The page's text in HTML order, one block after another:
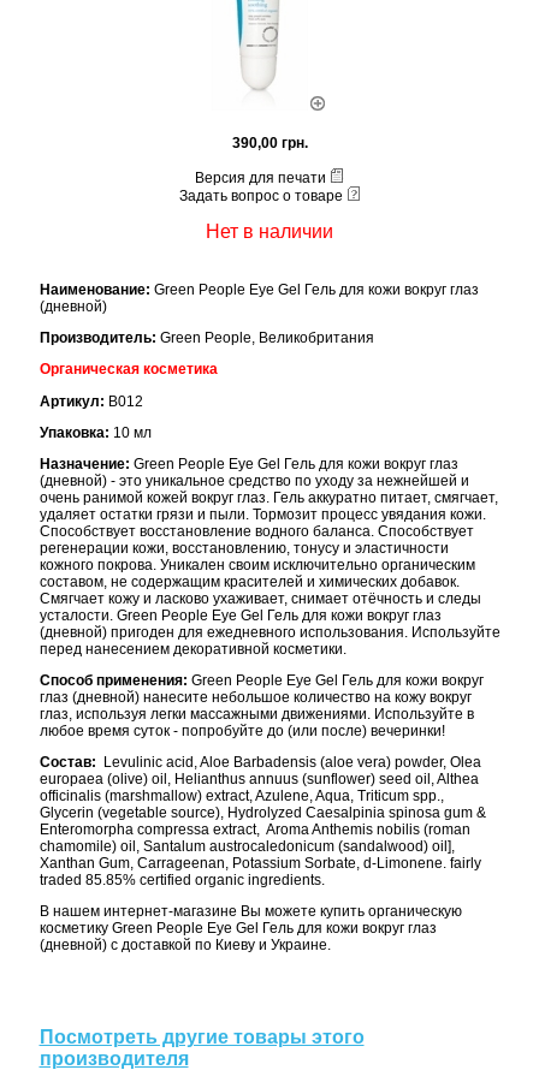
390,00 грн.
Версия для печати
Задать вопрос о товаре
Нет в наличии
Наименование: Green People Eye Gel Гель для кожи вокруг глаз
(дневной)
Производитель: Green People, Великобритания
Органическая косметика
Артикул: B012
Упаковка: 10 мл
Назначение: Green People Eye Gel Гель для кожи вокруг глаз
(дневной) - это уникальное средство по уходу за нежнейшей и
очень ранимой кожей вокруг глаз. Гель аккуратно питает, смягчает,
удаляет остатки грязи и пыли. Тормозит процесс увядания кожи.
Способствует восстановление водного баланса. Способствует
регенерации кожи, восстановлению, тонусу и эластичности
кожного покрова. Уникален своим исключительно органическим
составом, не содержащим красителей и химических добавок.
Смягчает кожу и ласково ухаживает, снимает отёчность и следы
усталости. Green People Eye Gel Гель для кожи вокруг глаз
(дневной) пригоден для ежедневного использования. Используйте
перед нанесением декоративной косметики.
Способ применения: Green People Eye Gel Гель для кожи вокруг
глаз (дневной) нанесите небольшое количество на кожу вокруг
глаз, используя легки массажными движениями. Используйте в
любое время суток - попробуйте до (или после) вечеринки!
Состав:
Levulinic acid, Aloe Barbadensis (aloe vera) powder, Olea
europaea (olive) oil, Helianthus annuus (sunflower) seed oil, Althea
officinalis (marshmallow) extract, Azulene, Aqua, Triticum spp.,
Glycerin (vegetable source), Hydrolyzed Caesalpinia spinosa gum &
Enteromorpha compressa extract, Aroma Anthemis nobilis (roman
chamomile) oil, Santalum austrocaledonicum (sandalwood) oil],
Xanthan Gum, Carrageenan, Potassium Sorbate, d-Limonene. fairly
traded 85.85% certified organic ingredients.
В нашем интернет-магазине Вы можете купить органическую
косметику Green People Eye Gel Гель для кожи вокруг глаз
(дневной) с доставкой по Киеву и Украине.
Посмотреть другие товары этого
производителя